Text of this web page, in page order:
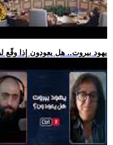
.. يهود بيروت.. هل يعودون إذا وقّع